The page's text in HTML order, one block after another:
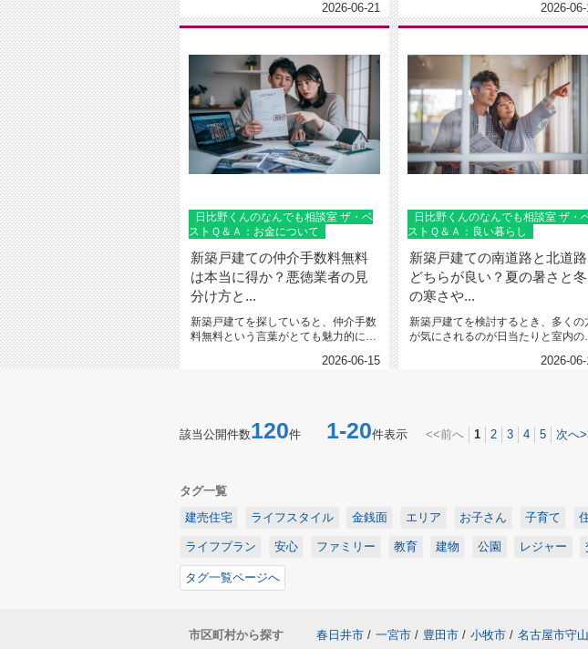
2026-06-21 2026-
日比野くんのなんでも相談室 ザ・ベ
ストＱ＆Ａ：お金について
新築戸建ての仲介手数料無料
は本当に得か？悪徳業者の見
分け方と...
新築戸建てを探していると、仲介手数
料無料という言葉がとても魅力的に感
2026-06-15
日比野くんのなんでも相談室 ザ・
ストＱ＆Ａ：良い暮らし
新築戸建ての南道路と北道路
どちらが良い？夏の暑さと冬
の寒さや...
新築戸建てを検討するとき、多くの
が気にされるのが日当たりと室内の
2026-
該当公開件数120件 1-20件表示 <<前へ 1 2 3 4 5 次へ
タグ一覧
建売住宅
ライフスタイル 金銭面 エリア お子さん 子育て
ライフプラン 安心 ファミリー 教育 建物 公園 レジャー
タグ一覧ページへ
市区町村から探す 春日井市 / 一宮市 / 豊田市 / 小牧市 / 名古屋市守